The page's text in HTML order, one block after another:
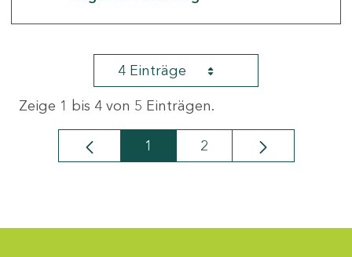
4 Einträge
Zeige 1 bis 4 von 5 Einträgen.
Seite
1 Seite
2